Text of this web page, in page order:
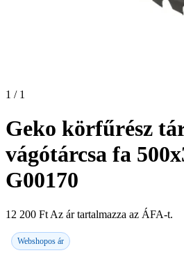
1 / 1
Geko körfűrész
vágótárcsa fa
G00170
12 200 Ft Az ár tartalmazza az ÁFA-t.
Webshopos ár